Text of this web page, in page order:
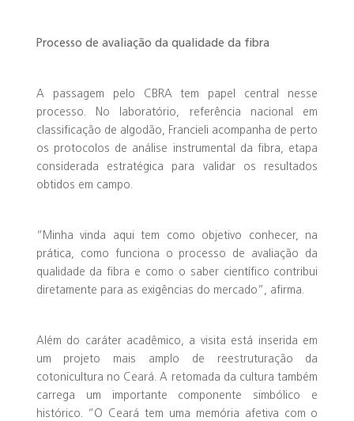
Processo de avaliação da qualidade da fibra
A passagem pelo CBRA tem papel central nesse
processo. No laboratório, referência nacional em
classificação de algodão, Francieli acompanha de perto
os protocolos de análise instrumental da fibra, etapa
considerada estratégica para validar os resultados
obtidos em campo.
“Minha vinda aqui tem como objetivo conhecer, na
prática, como funciona o processo de avaliação da
qualidade da fibra e como o saber científico contribui
diretamente para as exigências do mercado”, afirma.
Além do caráter acadêmico, a visita está inserida em
um projeto mais amplo de reestruturação da
cotonicultura no Ceará. A retomada da cultura também
carrega um importante componente simbólico e
histórico. “O Ceará tem uma memória afetiva com o